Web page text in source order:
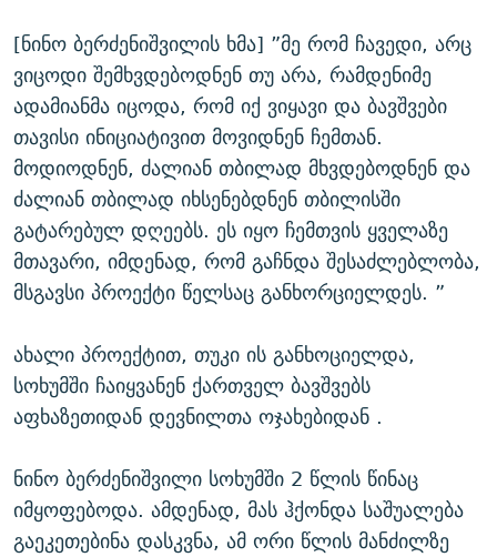
[ნინო ბერძენიშვილის ხმა] ”მე რომ ჩავედი, არც
ვიცოდი შემხვდებოდნენ თუ არა, რამდენიმე
ადამიანმა იცოდა, რომ იქ ვიყავი და ბავშვები
თავისი ინიციატივით მოვიდნენ ჩემთან.
მოდიოდნენ, ძალიან თბილად მხვდებოდნენ და
ძალიან თბილად იხსენებდნენ თბილისში
გატარებულ დღეებს. ეს იყო ჩემთვის ყველაზე
მთავარი, იმდენად, რომ გაჩნდა შესაძლებლობა,
მსგავსი პროექტი წელსაც განხორციელდეს. ”
ახალი პროექტით, თუკი ის განხოციელდა,
სოხუმში ჩაიყვანენ ქართველ ბავშვებს
აფხაზეთიდან დევნილთა ოჯახებიდან .
ნინო ბერძენიშვილი სოხუმში 2 წლის წინაც
იმყოფებოდა. ამდენად, მას ჰქონდა საშუალება
გაეკეთებინა დასკვნა, ამ ორი წლის მანძილზე